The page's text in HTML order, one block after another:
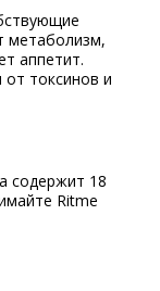
метаболизм,
аппетит.
токсинов и
содержит 18
Ritme